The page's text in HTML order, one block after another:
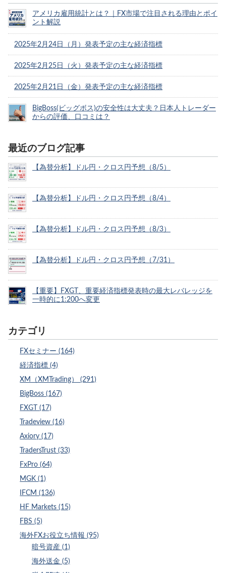
アメリカ雇用統計とは？｜FX市場で注目される理由とポイ
ント解説
2025年2月24日（月）発表予定の主な経済指標
2025年2月25日（火）発表予定の主な経済指標
2025年2月21日（金）発表予定の主な経済指標
BigBoss(ビッグボス)の安全性は大丈夫？日本人トレーダー
からの評価、口コミは？
最近のブログ記事
【為替分析】ドル円・クロス円予想（8/5）
【為替分析】ドル円・クロス円予想（8/4）
【為替分析】ドル円・クロス円予想（8/3）
【為替分析】ドル円・クロス円予想（7/31）
【重要】FXGT、重要経済指標発表時の最大レバレッジを
一時的に1:200へ変更
カテゴリ
FXセミナー (164)
経済指標 (4)
XM（XMTrading） (291)
BigBoss (167)
FXGT (17)
Tradeview (16)
Axiory (17)
TradersTrust (33)
FxPro (64)
MGK (1)
IFCM (136)
HF Markets (15)
FBS (5)
海外FXお役立ち情報 (95)
暗号資産 (1)
海外送金 (5)